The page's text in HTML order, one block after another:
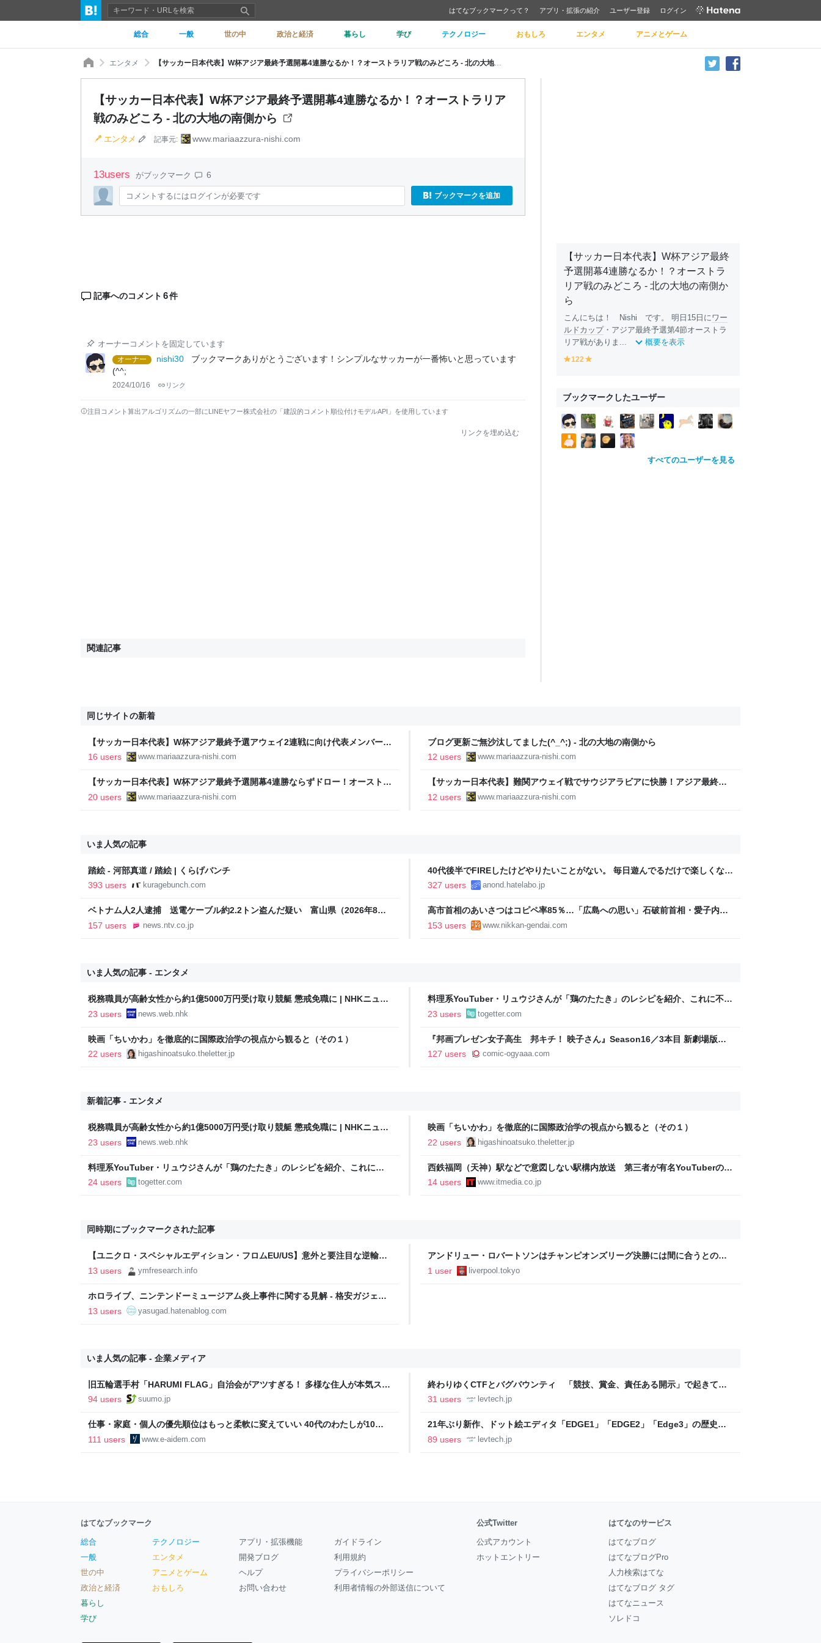
はてなブックマークって？ アプリ・拡張の紹介 ユーザー登録 ログイン
総合 一般 世の中 政治と経済 暮らし 学び テクノロジー おもしろ エンタメ アニメとゲーム
エンタメ 【サッカー日本代表】W杯アジア最終予選開幕4連勝なるか！？オーストラリア戦のみどころ - 北の大地の南側から
【サッカー日本代表】W杯アジア最終予選開幕4連勝なるか！？オーストラリア
戦のみどころ - 北の大地の南側から
エンタメ 記事元: www.mariaazzura-nishi.com
13users がブックマーク 6
コメントするにはログインが必要です ブックマークを追加
記事へのコメント 6件
オーナーコメントを固定しています
オーナー nishi30
ブックマークありがとうございます！シンプルなサッカーが一番怖いと思っています
(^^;
2024/10/16 リンク
注目コメント算出アルゴリズムの一部にLINEヤフー株式会社の「建設的コメント順位付けモデルAPI」を使用しています
リンクを埋め込む
関連記事
【サッカー日本代表】W杯アジア最終
予選開幕4連勝なるか！？オーストラ
リア戦のみどころ - 北の大地の南側か
ら
こんにちは！ Nishi です。 明日15日にワー
ルドカップ・アジア最終予選第4節オーストラ
リア戦がありま...
概要を表示
y
o
w
122
o
ブックマークしたユーザー
すべてのユーザーを見る
同じサイトの新着
【サッカー日本代表】W杯アジア最終予選アウェイ2連戦に向け代表メンバー発
表！ - 北の大地の南側から
16 users www.mariaazzura-nishi.com
ブログ更新ご無沙汰してました(^_^;) - 北の大地の南側から
12 users
www.mariaazzura-nishi.com
【サッカー日本代表】W杯アジア最終予選開幕4連勝ならずドロー！オーストラ
リア戦の振り返り - 北の大地の南側から
20 users www.mariaazzura-nishi.com
【サッカー日本代表】難関アウェイ戦でサウジアラビアに快勝！アジア最終予
選3連勝！ - 北の大地の南側から
12 users www.mariaazzura-nishi.com
いま人気の記事
踏絵 - 河部真道 / 踏絵 | くらげバンチ
393 users
kuragebunch.com
40代後半でFIREしたけどやりたいことがない。 毎日遊んでるだけで楽しくな
い..
327 users anond.hatelabo.jp
ベトナム人2人逮捕 送電ケーブル約2.2トン盗んだ疑い 富山県（2026年8月7
日掲載）｜KNB NEWS NNN
157 users news.ntv.co.jp
高市首相のあいさつはコピペ率85％…「広島への思い」石破前首相・愛子内親
王とは絶望的格差｜日刊ゲンダイDIGITAL
153 users www.nikkan-gendai.com
いま人気の記事 - エンタメ
税務職員が高齢女性から約1億5000万円受け取り競艇 懲戒免職に | NHKニュー
ス
23 users news.web.nhk
料理系YouTuber・リュウジさんが「鶏のたたき」のレシピを紹介、これに不安
を感じる人が続出→これに対するリュウジさんの回答「頼む、料理はレシピ通
23 users togetter.com
映画「ちいかわ」を徹底的に国際政治学の視点から観ると（その１）
22 users
higashinoatsuko.theletter.jp
『邦画プレゼン女子高生 邦キチ！ 映子さん』Season16／3本目 新劇場版☆
ケロロ軍曹 復活して速攻地球滅亡の危機であります！ - 服部昇大 | COMIC
127 users comic-ogyaaa.com
新着記事 - エンタメ
税務職員が高齢女性から約1億5000万円受け取り競艇 懲戒免職に | NHKニュー
ス
23 users news.web.nhk
映画「ちいかわ」を徹底的に国際政治学の視点から観ると（その１）
22 users
higashinoatsuko.theletter.jp
料理系YouTuber・リュウジさんが「鶏のたたき」のレシピを紹介、これに不
安を感じる人が続出→これに対するリュウジさんの回答「頼む、料理はレシピ
24 users togetter.com
西鉄福岡（天神）駅などで意図しない駅構内放送 第三者が有名YouTuberの音
声を不正に流したか
14 users www.itmedia.co.jp
同時期にブックマークされた記事
【ユニクロ・スペシャルエディション・フロムEU/US】意外と要注目な逆輸入
コレクションを発売前プレビュー！ - YMのメンズファッションリサーチ
13 users ymfresearch.info
アンドリュー・ロバートソンはチャンピオンズリーグ決勝には間に合うとの報
道も
1 user liverpool.tokyo
ホロライブ、ニンテンドーミュージアム炎上事件に関する見解 - 格安ガジェッ
トブログ
13 users yasugad.hatenablog.com
いま人気の記事 - 企業メディア
旧五輪選手村「HARUMI FLAG」自治会がアツすぎる！ 多様な住人が本気スキ
ルで挑む、盆踊り2万人集客や交通改善など“街の価値向上”戦略 東京・中央
94 users suumo.jp
終わりゆくCTFとバグバウンティ 「競技、賞金、責任ある開示」で起きてい
ること【フォーカス】 - レバテックLAB
31 users levtech.jp
仕事・家庭・個人の優先順位はもっと柔軟に変えていい 40代のわたしが10年
後の自分に伝えたいこと - りっすん by イーアイデム
111 users www.e-aidem.com
21年ぶり新作、ドット絵エディタ「EDGE1」「EDGE2」「Edge3」の歴史に
ついて作者に聞く【フォーカス】 - レバテックLAB
89 users levtech.jp
はてなブックマーク
総合
一般
世の中
政治と経済
暮らし
学び
テクノロジー
エンタメ
アニメとゲーム
おもしろ
アプリ・拡張機能
開発ブログ
ヘルプ
お問い合わせ
ガイドライン
利用規約
プライバシーポリシー
利用者情報の外部送信について
公式Twitter
公式アカウント
ホットエントリー
はてなのサービス
はてなブログ
はてなブログPro
人力検索はてな
はてなブログ タグ
はてなニュース
ソレドコ